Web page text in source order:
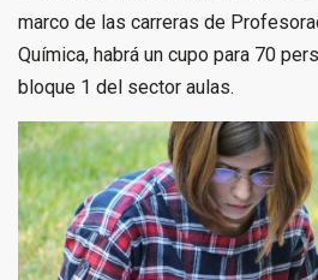
marco de las carreras de
Química, habrá un cupo para 70
bloque 1 del sector aulas.